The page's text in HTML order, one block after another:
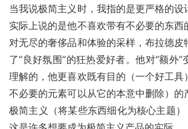
当我说极简主义时，我指的是更严格的设
实际上说的是他不喜欢带有不必要的东西
对无尽的奢侈品和体验的采样，布拉德皮
了“良好氛围”的狂热爱好者。他对“额外
理解的，他更喜欢既有目的（一个好工具
不必要的元素可以从它的本意中删除）的
极简主义（将某些东西细化为核心主题）